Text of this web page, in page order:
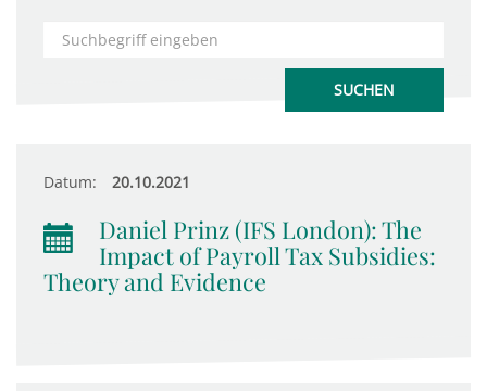
Datum: 20.10.2021
Daniel Prinz (IFS London): The
Impact of Payroll Tax Subsidies:
Theory and Evidence